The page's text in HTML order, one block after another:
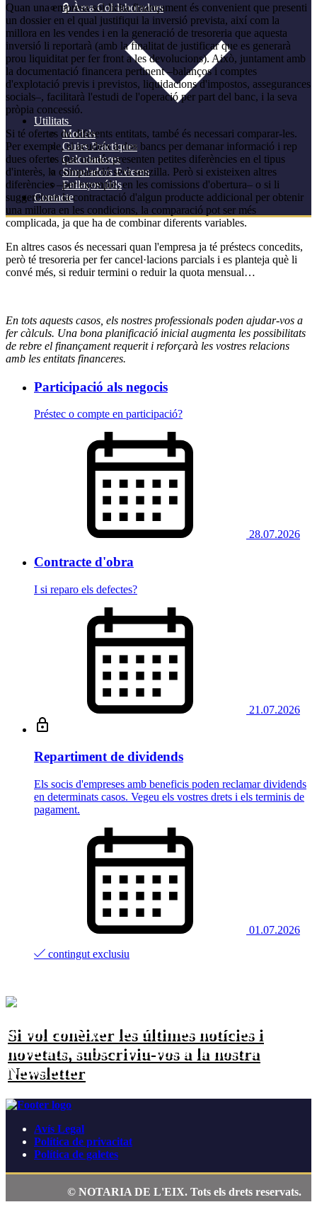
🔒 Àrea Col·laboradors
Utilitats
Models
Guies Práctiques
Calculadores
Simuladors Externs
Enllaços útils
Contacte
Quan una empresa sol·licita finançament és convenient que presenti
un dossier en el qual justifiqui la inversió prevista, així com la
millora en les vendes i en la generació de tresoreria que aquesta
inversió li reportarà (amb la finalitat de justificar que es generarà
prou liquiditat per fer front a les devolucions). Això, juntament amb
la documentació financera pertinent –balanços i comptes
d'explotació previs i previstos, liquidacions d'impostos, assegurances
socials–, facilitarà l'estudi de l'operació per part del banc, i la seva
pròpia concessió.
Si té ofertes de diferents entitats, també és necessari comparar-les.
Per exemple, si acudeix a dos bancs per demanar informació i rep
dues ofertes que només presenten petites diferències en el tipus
d'interès, la comparació serà senzilla. Però si existeixen altres
diferències –per exemple, en les comissions d'obertura– o si li
suggereixen la contractació d'algun producte addicional per obtenir
una millora en les condicions, la comparació pot ser més
complicada, ja que ha de combinar diferents variables.
En altres casos és necessari quan l'empresa ja té préstecs concedits,
però té tresoreria per fer cancel·lacions parcials i es planteja què li
convé més, si reduir termini o reduir la quota mensual…
En tots aquests casos, els nostres professionals poden ajudar-vos a
fer càlculs. Una bona planificació inicial augmenta les possibilitats
de rebre el finançament requerit i reforçarà les vostres relacions
amb les entitats financeres.
Participació als negocis
Préstec o compte en participació?
28.07.2026
Contracte d'obra
I si reparo els defectes?
21.07.2026
Repartiment de dividends
Els socis d'empreses amb beneficis poden reclamar dividends
en determinats casos. Vegeu els vostres drets i els terminis de
pagament.
01.07.2026
contingut exclusiu
Si vol conèixer les últimes notícies i
novetats, subscriviu-vos a la nostra
Newsletter
Avís Legal
Política de privacitat
Política de galetes
© NOTARIA DE L'EIX. Tots els drets reservats.